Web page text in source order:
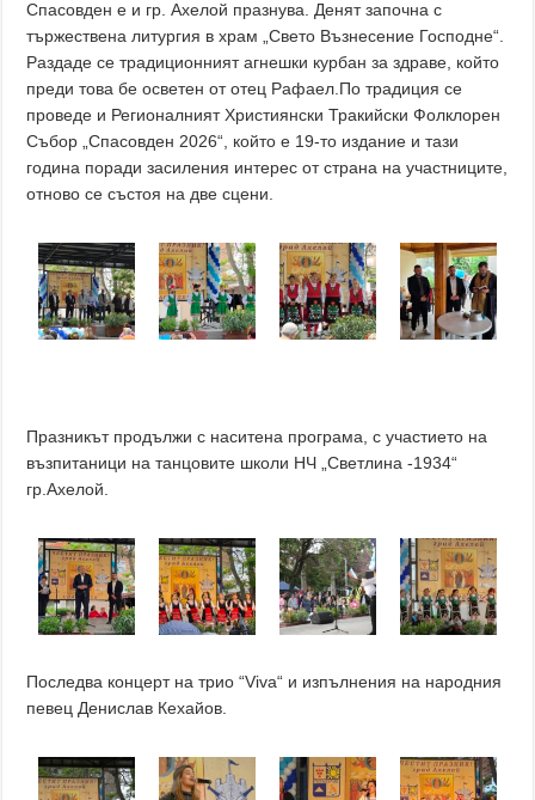
Спасовден е и гр. Ахелой празнува. Денят започна с
тържествена литургия в храм „Свето Възнесение Господне“.
Раздаде се традиционният агнешки курбан за здраве, който
преди това бе осветен от отец Рафаeл.По традиция се
проведе и Регионалният Християнски Тракийски Фолклорен
Събор „Спасовден 2026“, който е 19-то издание и тази
година поради засиления интерес от страна на участниците,
отново се състоя на две сцени.
Празникът продължи с наситена програма, с участието на
възпитаници на танцовите школи НЧ „Светлина -1934“
гр.Ахелой.
Последва концерт на трио “Viva“ и изпълнения на народния
певец Денислав Кехайов.